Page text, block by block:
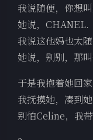
我说随便，你想叫
她说，CHANEL.
我说这他妈也太随
她说，别别，那
于是我抱着她回
我抚摸她，凑到她
别怕Celine，我带